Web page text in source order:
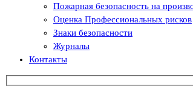
Пожарная безопасность на
Оценка Профессиональных рисков
Знаки безопасности
Журналы
Контакты